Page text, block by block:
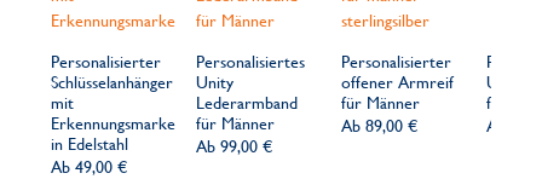
Personalisierter
Schlüsselanhänger
mit
Erkennungsmarke
in Edelstahl
Ab 49,00 €
Personalisiertes
Unity
Lederarmband
für Männer
Ab 99,00 €
Personalisierter
offener Armreif
für Männer
Ab 89,00 €
Unity
für
Ab